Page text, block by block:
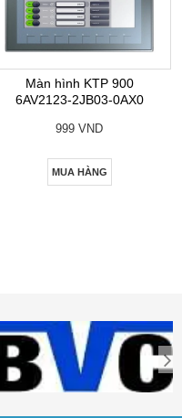
Màn hình KTP 900
6AV2123-2JB03-0AX0
999 VND
MUA HÀNG